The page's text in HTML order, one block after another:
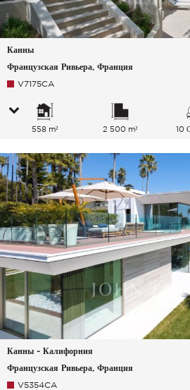
Канны
Французская Ривьера, Франция
V7175CA
558 m² 2 500 m² 10
Канны - Калифорния
Французская Ривьера, Франция
V5354CA